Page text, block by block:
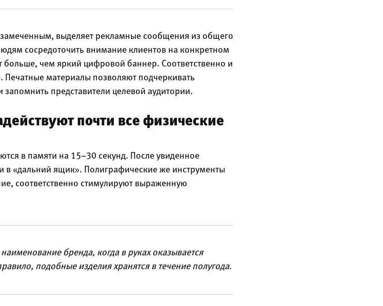
замеченным, выделяет рекламные сообщения из общего
сосредоточить внимание клиентов на конкретном
больше, чем яркий цифровой баннер. Соответственно и
Печатные материалы позволяют подчеркивать
представители целевой аудитории.
почти все физические
в памяти на 15–30 секунд. После увиденное
в «дальний ящик». Полиграфические же инструменты
соответственно стимулируют выраженную
бренда, когда в руках оказывается
подобные изделия хранятся в течение полугода.